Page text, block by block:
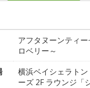
アフタヌーンティー
ロベリー～
横浜ベイシェラト
ーズ 2F ラウンジ「